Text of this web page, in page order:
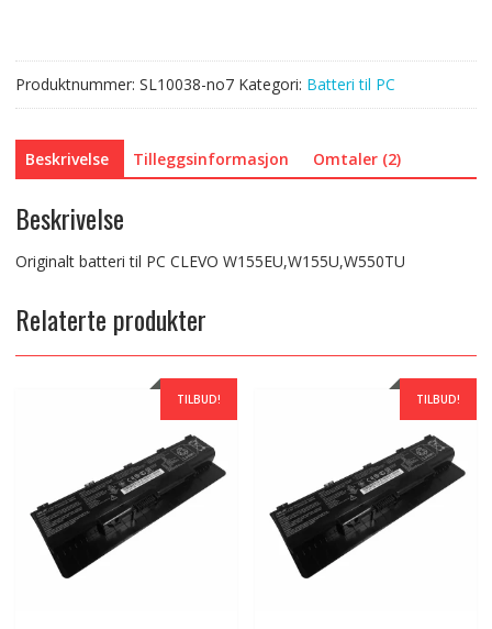
Produktnummer: SL10038-no7 Kategori: Batteri til PC
Beskrivelse Tilleggsinformasjon Omtaler (2)
Beskrivelse
Originalt batteri til PC CLEVO W155EU,W155U,W550TU
Relaterte produkter
TILBUD! TILBUD!